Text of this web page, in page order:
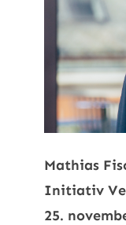
Mathias
Initiativ
25.